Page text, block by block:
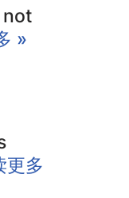
not
»
更多